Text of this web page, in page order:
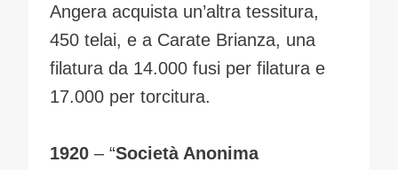
Angera acquista un’altra tessitura,
450 telai, e a Carate Brianza, una
filatura da 14.000 fusi per filatura e
17.000 per torcitura.
1920 – “Società Anonima